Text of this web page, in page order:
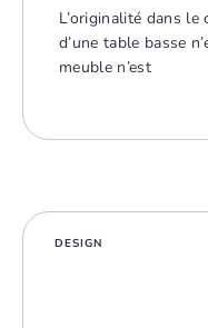
L’originalité dans le
d’une table basse
meuble n’est
DESIGN